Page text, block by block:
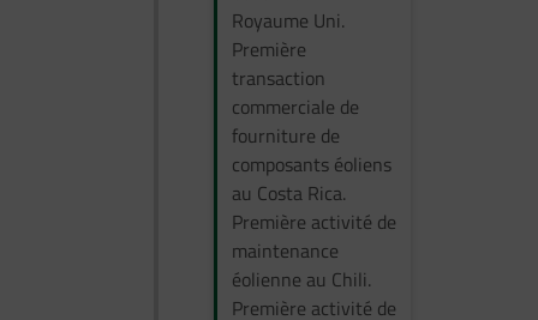
Royaume Uni.
Première
transaction
commerciale de
fourniture de
composants éoliens
au Costa Rica.
Première activité de
maintenance
éolienne au Chili.
Première activité de